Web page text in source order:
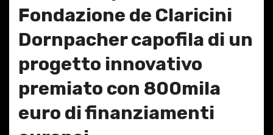
Fondazione de Claricini
Dornpacher capofila di un
progetto innovativo
premiato con 800mila
euro di finanziamenti